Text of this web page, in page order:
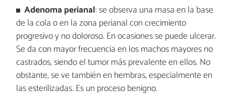
Adenoma perianal: se observa una masa en la base
de la cola o en la zona perianal con crecimiento
progresivo y no doloroso. En ocasiones se puede ulcerar.
Se da con mayor frecuencia en los machos mayores no
castrados, siendo el tumor más prevalente en ellos. No
obstante, se ve también en hembras, especialmente en
las esterilizadas. Es un proceso benigno.